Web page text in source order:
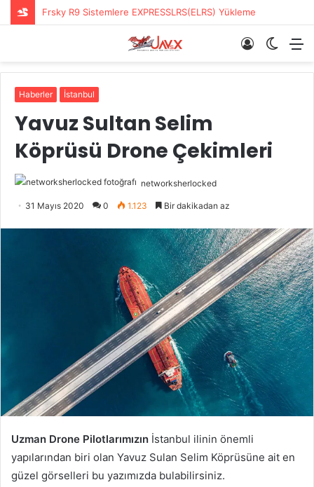
Frsky R9 Sistemlere EXPRESSLRS(ELRS) Yükleme
Dış
Giriş
Haberler İstanbul
Yavuz Sultan Selim
Köprüsü Drone Çekimleri
networksherlocked
31 Mayıs 2020 0 1.123 Bir dakikadan az
Uzman Drone Pilotlarımızın İstanbul ilinin önemli
yapılarından biri olan Yavuz Sulan Selim Köprüsüne ait en
güzel görselleri bu yazımızda bulabilirsiniz.